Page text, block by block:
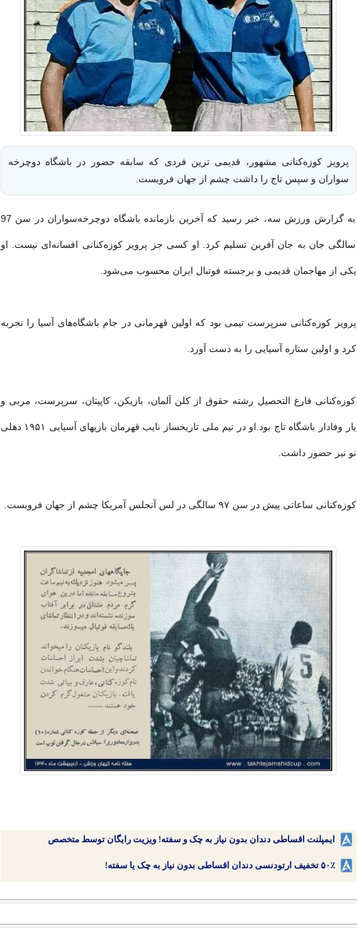
پرویز کوزه‌کنانی مشهور، قدیمی ترین فردی که سابقه حضور در باشگاه دوچرخه
سواران و سپس تاج را داشت چشم از جهان فروبست.
به گزارش ورزش سه، خبر رسید که آخرین بازمانده باشگاه دوچرخه‌سواران در سن 97
سالگی جان به جان آفرین تسلیم کرد. او کسی جز پرویز کوزه‌کنانی افسانه‌ای نیست. او
یکی از مهاجمان قدیمی و برجسته فوتبال ایران محسوب می‌شود.
پرویز کوزه‌کنانی سرپرست تیمی بود که اولین قهرمانی در جام باشگاه‌های آسیا را تجربه
کرد و اولین ستاره آسیایی را به دست آورد.
کوزه‌کنانی فارغ التحصیل رشته حقوق از کلن آلمان، بازیکن، کاپیتان، سرپرست، مربی و
یار وفادار باشگاه تاج بود.او در تیم ملی تاریخساز نایب قهرمان بازیهای آسیایی ۱۹۵۱ دهلی
نو نیز حضور داشت.
کوزه‌کنانی ساعاتی پیش در سن ۹۷ سالگی در لس آنجلس آمریکا چشم از جهان فروبست.
ایمپلنت اقساطی دندان بدون نیاز به چک و سفته! ویزیت رایگان توسط متخصص
۵۰٪ تخفیف ارتودنسی دندان اقساطی بدون نیاز به چک یا سفته!